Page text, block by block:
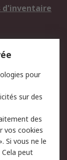
d'inventaire
E-mails
anti-
pour
sur des
des
vos cookies
Si vous ne le
peut